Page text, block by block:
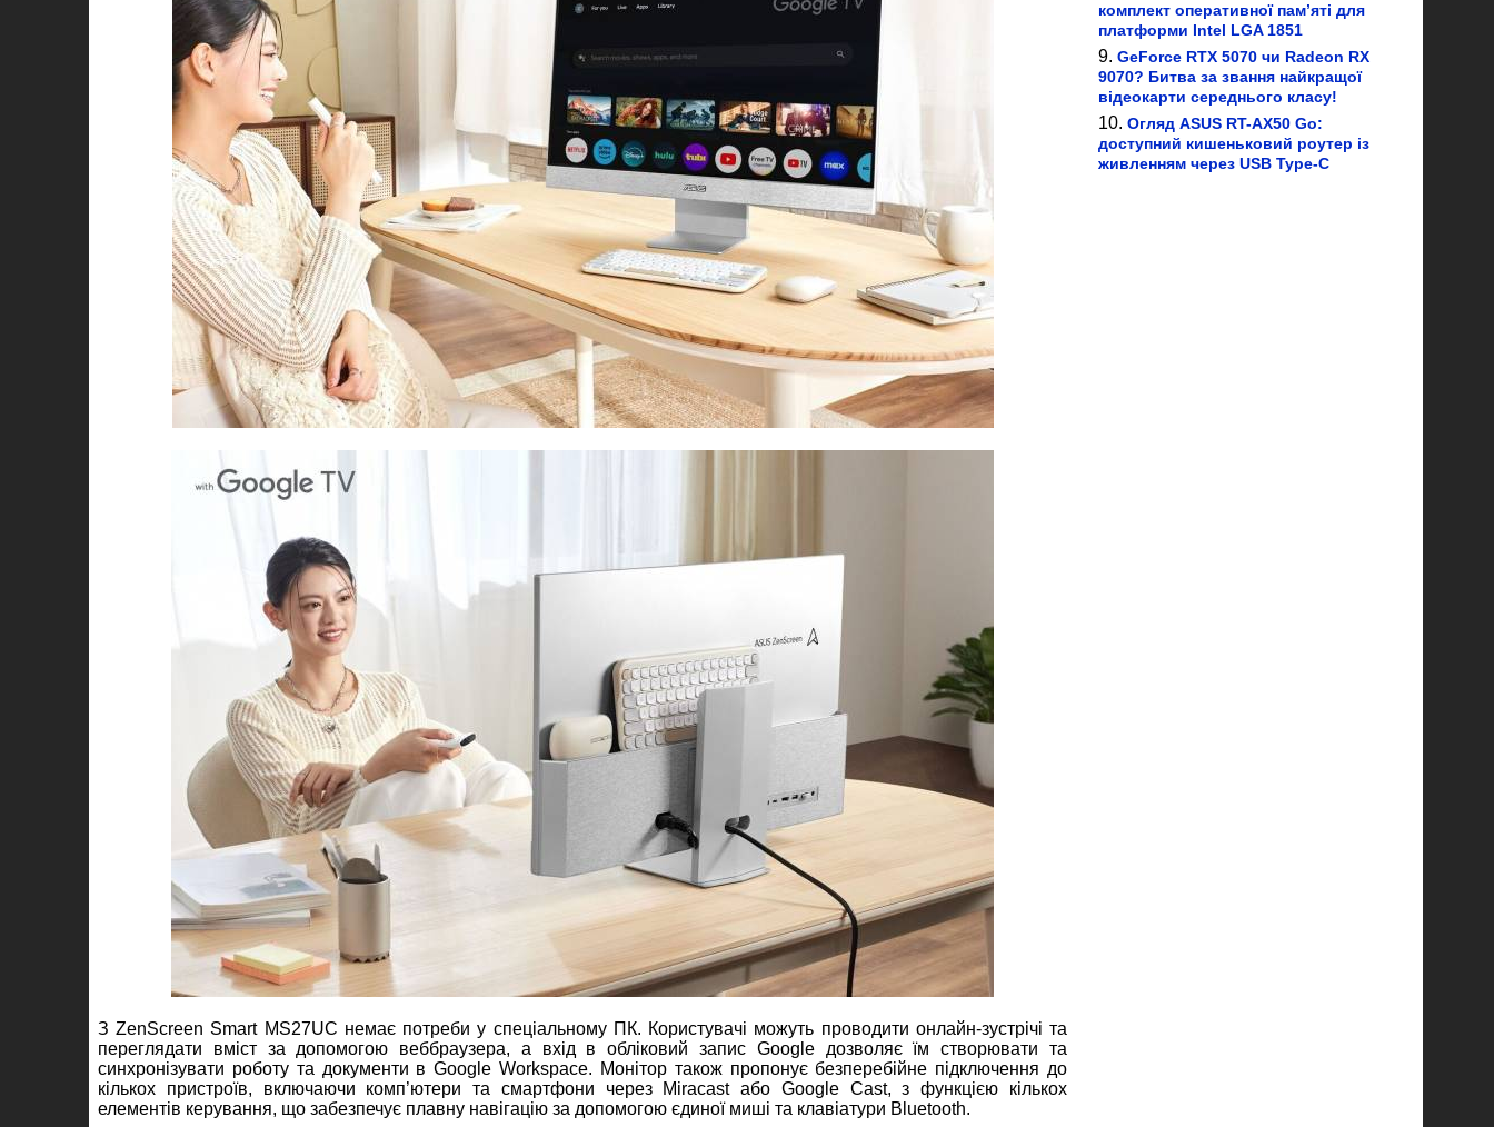
З ZenScreen Smart MS27UC немає потреби у спеціальному ПК. Користувачі можуть проводити онлайн-зустрічі та
переглядати вміст за допомогою веббраузера, а вхід в обліковий запис Google дозволяє їм створювати та
синхронізувати роботу та документи в Google Workspace. Монітор також пропонує безперебійне підключення до
кількох пристроїв, включаючи комп’ютери та смартфони через Miracast або Google Cast, з функцією кількох
елементів керування, що забезпечує плавну навігацію за допомогою єдиної миші та клавіатури Bluetooth.
комплект оперативної пам’яті для
платформи Intel LGA 1851
GeForce RTX 5070 чи Radeon RX
9070? Битва за звання найкращої
відеокарти середнього класу!
Огляд ASUS RT-AX50 Go:
доступний кишеньковий роутер із
живленням через USB Type-C